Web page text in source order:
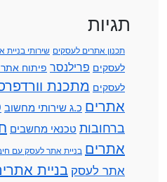
תגיות
תכנון אתרים לעסקים שירותי
לעסקים פרילנסר פיתוח
לעסקים מתכנת
אתרים כ.ג שירותי מחשוב
ברחובות טכנאי מחשבים
אתרים בניית אתר לעסק עם
אתר לעסק בניית